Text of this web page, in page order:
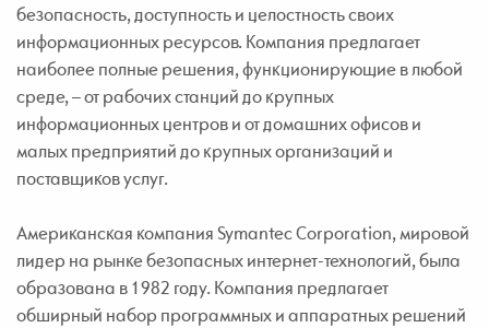
безопасность, доступность и целостность своих
информационных ресурсов. Компания предлагает
наиболее полные решения, функционирующие в любой
среде, – от рабочих станций до крупных
информационных центров и от домашних офисов и
малых предприятий до крупных организаций и
поставщиков услуг.
Американская компания Symantec Corporation, мировой
лидер на рынке безопасных интернет-технологий, была
образована в 1982 году. Компания предлагает
обширный набор программных и аппаратных решений